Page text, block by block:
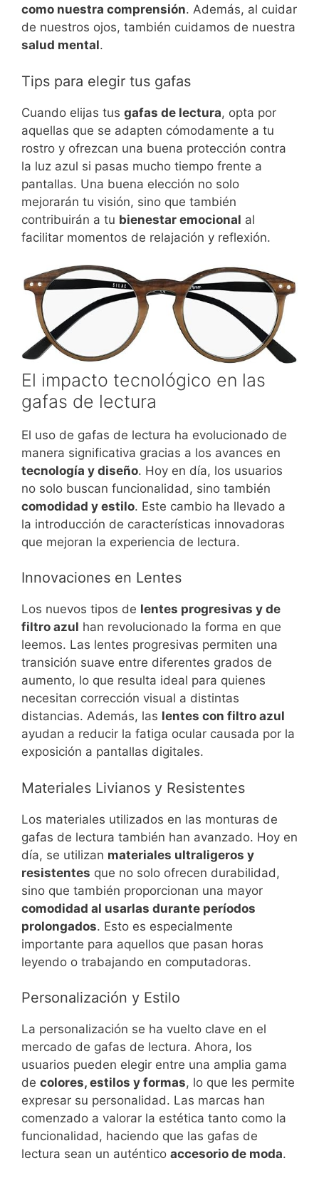
como nuestra comprensión. Además, al cuidar
de nuestros ojos, también cuidamos de nuestra
salud mental.
Tips para elegir tus gafas
Cuando elijas tus gafas de lectura, opta por
aquellas que se adapten cómodamente a tu
rostro y ofrezcan una buena protección contra
la luz azul si pasas mucho tiempo frente a
pantallas. Una buena elección no solo
mejorarán tu visión, sino que también
contribuirán a tu bienestar emocional al
facilitar momentos de relajación y reflexión.
El impacto tecnológico en las
gafas de lectura
El uso de gafas de lectura ha evolucionado de
manera significativa gracias a los avances en
tecnología y diseño. Hoy en día, los usuarios
no solo buscan funcionalidad, sino también
comodidad y estilo. Este cambio ha llevado a
la introducción de características innovadoras
que mejoran la experiencia de lectura.
Innovaciones en Lentes
Los nuevos tipos de lentes progresivas y de
filtro azul han revolucionado la forma en que
leemos. Las lentes progresivas permiten una
transición suave entre diferentes grados de
aumento, lo que resulta ideal para quienes
necesitan corrección visual a distintas
distancias. Además, las lentes con filtro azul
ayudan a reducir la fatiga ocular causada por la
exposición a pantallas digitales.
Materiales Livianos y Resistentes
Los materiales utilizados en las monturas de
gafas de lectura también han avanzado. Hoy en
día, se utilizan materiales ultraligeros y
resistentes que no solo ofrecen durabilidad,
sino que también proporcionan una mayor
comodidad al usarlas durante períodos
prolongados. Esto es especialmente
importante para aquellos que pasan horas
leyendo o trabajando en computadoras.
Personalización y Estilo
La personalización se ha vuelto clave en el
mercado de gafas de lectura. Ahora, los
usuarios pueden elegir entre una amplia gama
de colores, estilos y formas, lo que les permite
expresar su personalidad. Las marcas han
comenzado a valorar la estética tanto como la
funcionalidad, haciendo que las gafas de
lectura sean un auténtico accesorio de moda.